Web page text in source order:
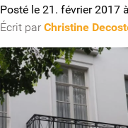
Posté le 21. février 2017
Écrit par Christine